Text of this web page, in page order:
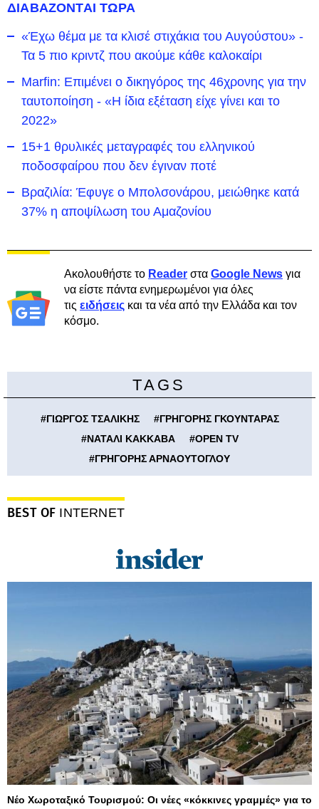
ΔΙΑΒΑΖΟΝΤΑΙ ΤΩΡΑ
«Έχω θέμα με τα κλισέ στιχάκια του Αυγούστου» -
Τα 5 πιο κριντζ που ακούμε κάθε καλοκαίρι
Marfin: Επιμένει ο δικηγόρος της 46χρονης για την
ταυτοποίηση - «Η ίδια εξέταση είχε γίνει και το
2022»
15+1 θρυλικές μεταγραφές του ελληνικού
ποδοσφαίρου που δεν έγιναν ποτέ
Βραζιλία: Έφυγε ο Μπολσονάρου, μειώθηκε κατά
37% η αποψίλωση του Αμαζονίου
Ακολουθήστε το Reader στα Google News για
να είστε πάντα ενημερωμένοι για όλες
τις ειδήσεις και τα νέα από την Ελλάδα και τον
κόσμο.
TAGS
#ΓΙΩΡΓΟΣ ΤΣΑΛΙΚΗΣ #ΓΡΗΓΟΡΗΣ ΓΚΟΥΝΤΑΡΑΣ
#ΝΑΤΑΛΙ ΚΑΚΚΑΒΑ #OPEN TV
#ΓΡΗΓΟΡΗΣ ΑΡΝΑΟΥΤΟΓΛΟΥ
BEST OF INTERNET
Νέο Χωροταξικό Τουρισμού: Οι νέες «κόκκινες γραμμές» για το